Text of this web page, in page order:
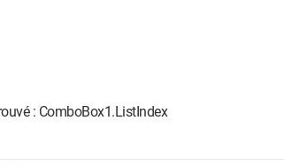
: ComboBox1.ListIndex